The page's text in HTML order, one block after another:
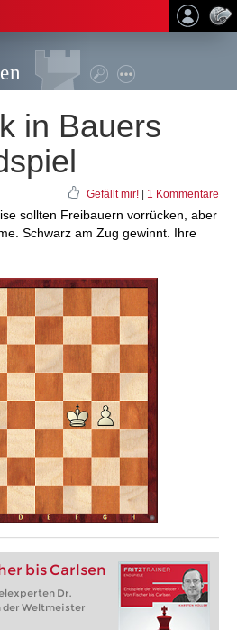
in Bauers
Gefällt mir! 1 Kommentare
sollten Freibauern vorrücken, aber
Schwarz am Zug gewinnt. Ihre
bis Carlsen
Dr.
der Weltmeister